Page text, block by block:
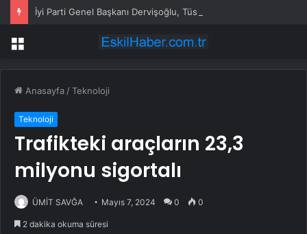
Menü
Anasayfa /Teknoloji
Teknoloji
Trafikteki araçların 23,3
milyonu sigortalı
ÜMİT SAVĞA Mayıs 7, 2024 0 0
2 dakika okuma süresi